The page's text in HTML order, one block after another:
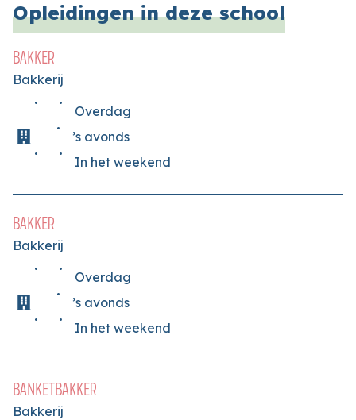
Opleidingen in deze school
BAKKER
Bakkerij
Overdag
’s avonds
In het weekend
BAKKER
Bakkerij
Overdag
’s avonds
In het weekend
BANKETBAKKER
Bakkerij